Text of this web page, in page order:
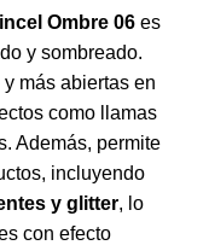
Ombre 06 es
y sombreado.
más abiertas en
como llamas
Además, permite
incluyendo
y glitter, lo
con efecto